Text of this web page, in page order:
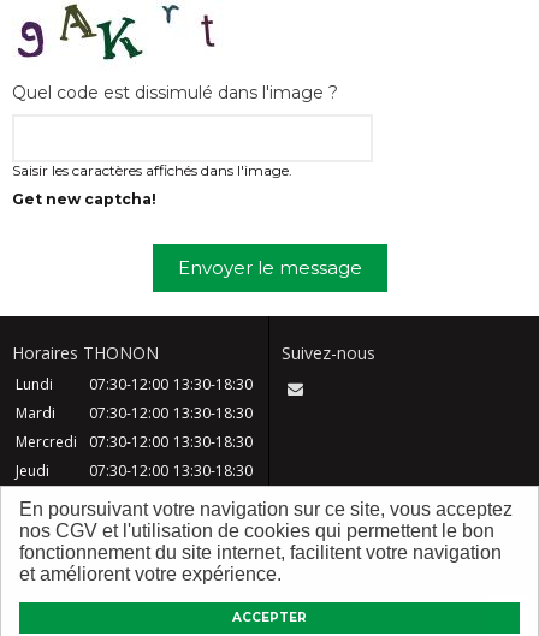
ACCEPTER
En poursuivant votre navigation sur ce site, vous acceptez
nos CGV et l'utilisation de cookies qui permettent le bon
fonctionnement du site internet, facilitent votre navigation
et améliorent votre expérience.
Quel code est dissimulé dans l'image ?
Saisir les caractères affichés dans l'image.
Get new captcha!
Envoyer le message
Horaires THONON
Lundi 07:30-12:00 13:30-18:30
Mardi
07:30-12:00 13:30-18:30
Mercredi
07:30-12:00 13:30-18:30
Jeudi
07:30-12:00 13:30-18:30
Vendredi
07:30-12:00
13:30-18:30
Samedi
08:30-12:30
Dimanche Fermé
Suivez-nous
CGV Contact FAQ
Mentions légales
Qui sommes nous ?